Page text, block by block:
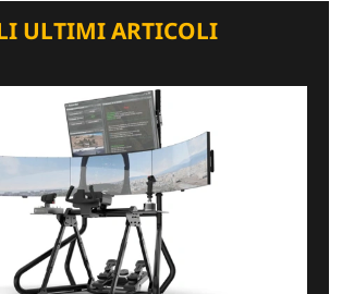
ULTIMI ARTICOLI